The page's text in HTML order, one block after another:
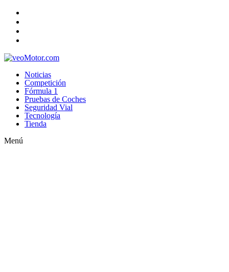
Noticias
Competición
Fórmula 1
Pruebas de Coches
Seguridad Vial
Tecnología
Tienda
Menú